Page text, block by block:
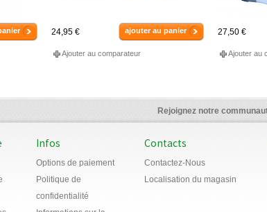
24,95 € ajouter au panier
Ajouter au comparateur
27,50 €
Ajouter au
Rejoignez notre
Infos
Options de paiement
Politique de
confidentialité
Contacts
Contactez-Nous
Localisation du magasin